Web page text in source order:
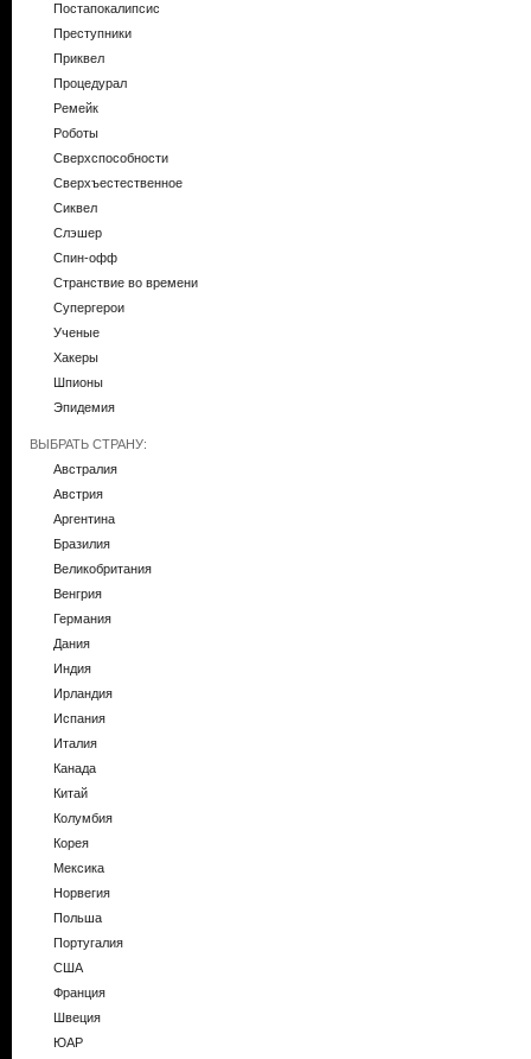
Постапокалипсис
Преступники
Приквел
Процедурал
Ремейк
Роботы
Сверхспособности
Сверхъестественное
Сиквел
Слэшер
Спин-офф
Странствие во времени
Супергерои
Ученые
Хакеры
Шпионы
Эпидемия
ВЫБРАТЬ СТРАНУ:
Австралия
Австрия
Аргентина
Бразилия
Великобритания
Венгрия
Германия
Дания
Индия
Ирландия
Испания
Италия
Канада
Китай
Колумбия
Корея
Мексика
Норвегия
Польша
Португалия
США
Франция
Швеция
ЮАР